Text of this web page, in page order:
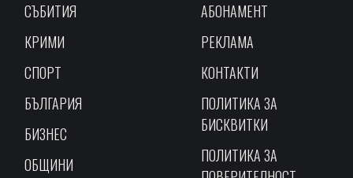
СЪБИТИЯ
КРИМИ
СПОРТ
БЪЛГАРИЯ
БИЗНЕС
ОБЩИНИ
АБОНАМЕНТ
РЕКЛАМА
КОНТАКТИ
ПОЛИТИКА ЗА
БИСКВИТКИ
ПОЛИТИКА ЗА